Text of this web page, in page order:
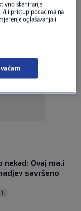
nekad: Ovaj mali
savršeno
1
skeniranje
i/ili pristup podacima na
oglašavanja i